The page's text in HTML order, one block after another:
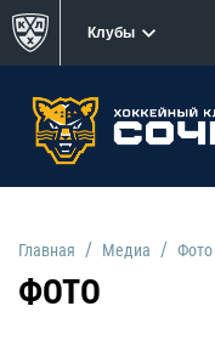
Клубы
Главная Медиа Фото
ФОТО